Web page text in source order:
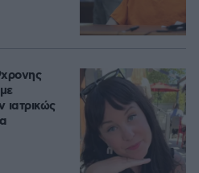
ιατρικώς